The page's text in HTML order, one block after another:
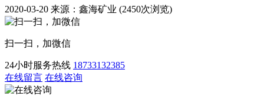
2020-03-20 来源：鑫海矿业 (2450次浏览)
扫一扫，加微信
24小时服务热线 18733132385
在线留言 在线咨询